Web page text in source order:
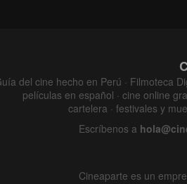
del cine hecho en Perú · Filmoteca
películas en español · cine online
cartelera · festivales y
Escríbenos a
Cineaparte es un